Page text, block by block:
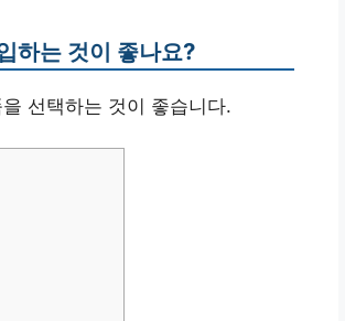
하는 것이 좋나요?
선택하는 것이 좋습니다.